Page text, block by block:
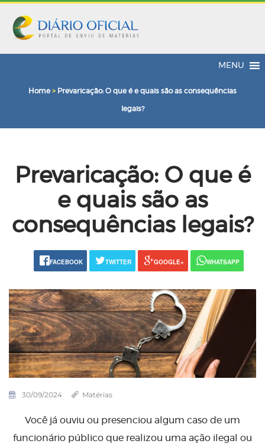
MENU
Home > Prevaricação: O que é e quais são as consequências
legais?
Prevaricação: O que é
e quais são as
consequências legais?
FACEBOOK TWITTER GOOGLE+ WHATSAPP
30/09/2024 Matérias
Você já ouviu ou presenciou algum caso de um
funcionário público que realizou uma ação ilegal ou